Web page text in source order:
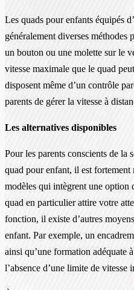
Les quads pour enfants équipés
généralement diverses méthodes
un bouton ou une molette sur le
vitesse maximale que le quad
disposent même d’un contrôle
parents de gérer la vitesse à
Les alternatives disponibles
Pour les parents conscients de la
quad pour enfant, il est
modèles qui intègrent une option
quad en particulier attire votre
fonction, il existe d’autres
enfant. Par exemple, un
ainsi qu’une formation adéquate
l’absence d’une limite de vitesse